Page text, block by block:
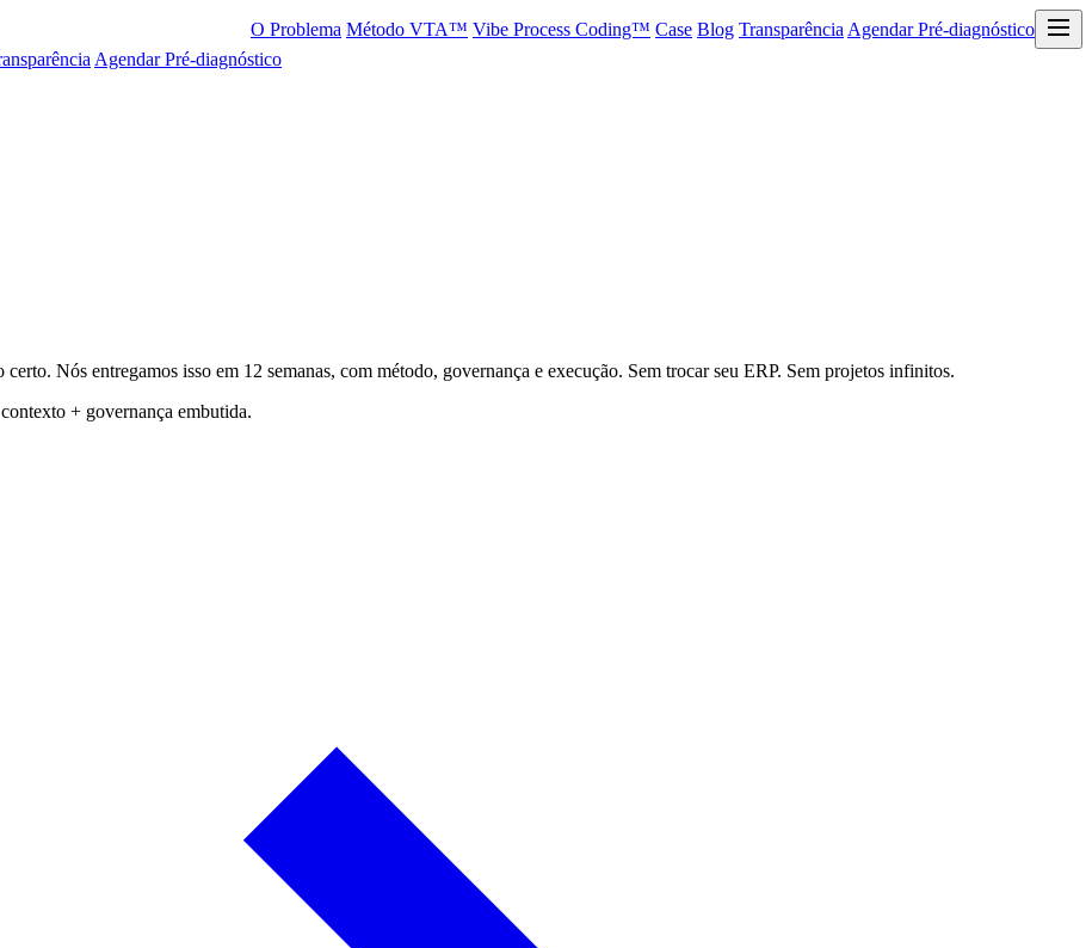
O Problema Método VTA™ Vibe Process Coding™ Case Blog Transparência Agendar Pré-diagnóstico
Agendar Pré-diagnóstico
Nós entregamos isso em 12 semanas, com método, governança e execução. Sem trocar seu ERP. Sem projetos infinitos.
+ governança embutida.